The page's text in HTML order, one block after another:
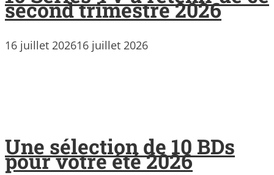
second trimestre 2026
16 juillet 202616 juillet 2026
Une sélection de 10 BDs
pour votre été 2026